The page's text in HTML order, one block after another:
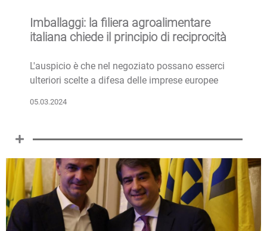
Imballaggi: la filiera agroalimentare
italiana chiede il principio di reciprocità
L'auspicio è che nel negoziato possano esserci
ulteriori scelte a difesa delle imprese europee
05.03.2024